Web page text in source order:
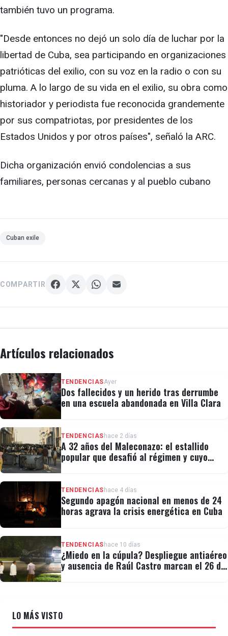
también tuvo un programa.
"Desde entonces no dejó un solo día de luchar por la
libertad de Cuba, sea participando en organizaciones
patrióticas del exilio, con su voz en la radio o con su
pluma. A lo largo de su vida en el exilio, su obra como
historiador y periodista fue reconocida grandemente
por sus compatriotas, por presidentes de los
Estados Unidos y por otros países", señaló la ARC.
Dicha organización envió condolencias a sus
familiares, personas cercanas y al pueblo cubano
Cuban exile
COMPARTIR
Artículos relacionados
TENDENCIASAyer
Dos fallecidos y un herido tras derrumbe
en una escuela abandonada en Villa Clara
TENDENCIAS hace 2 días
A 32 años del Maleconazo: el estallido
popular que desafió al régimen y cuyo
TENDENCIAS hace 4 días
Segundo apagón nacional en menos de 24
horas agrava la crisis energética en Cuba
TENDENCIAS hace 10 días
¿Miedo en la cúpula? Despliegue antiaéreo
y ausencia de Raúl Castro marcan el 26 de
LO MÁS VISTO